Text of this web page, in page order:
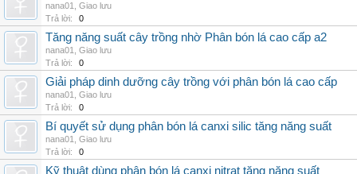
nana01
Giao lưu
Trả lời:
0
Tăng năng suất cây trồng nhờ Phân bón lá cao cấp a2
nana01
Giao lưu
Trả lời:
0
Giải pháp dinh dưỡng cây trồng với phân bón lá cao cấp
nana01
Giao lưu
Trả lời:
0
Bí quyết sử dụng phân bón lá canxi silic tăng năng suất
nana01
Giao lưu
Trả lời:
0
Kỹ thuật dùng phân bón lá canxi nitrat tăng năng suất